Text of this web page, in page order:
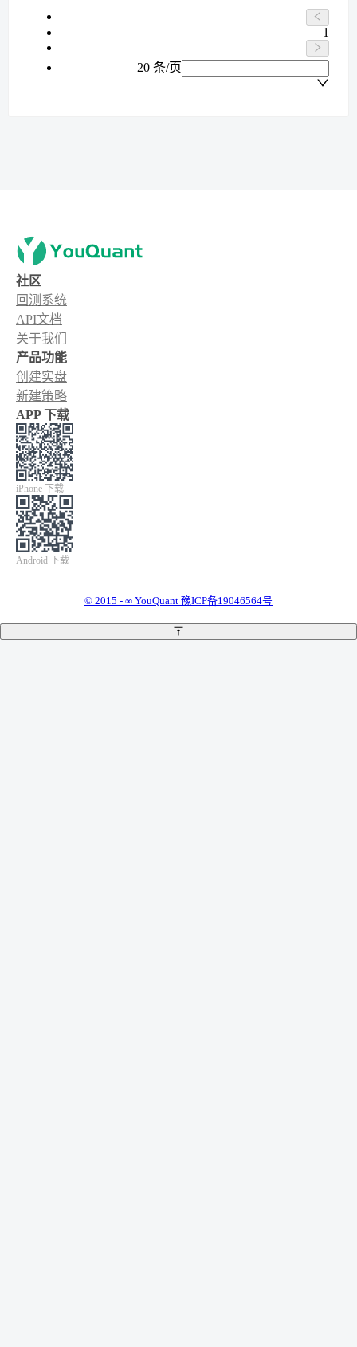
1
20 条/页
社区
回测系统
API文档
关于我们
产品功能
创建实盘
新建策略
APP 下载
iPhone 下载
Android 下载
© 2015 - ∞ YouQuant 豫ICP备19046564号